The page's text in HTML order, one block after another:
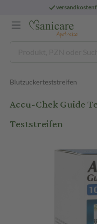
Blutzuckerteststreifen
Accu-Chek Guide
Teststreifen